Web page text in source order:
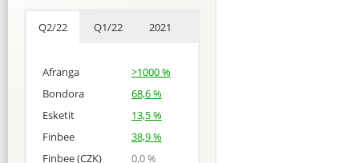
Q2/22 Q1/22 2021
Afranga
>1000 %
Bondora
68,6 %
Esketit
13,5 %
Finbee
38,9 %
Finbee (CZK)
0,0 %